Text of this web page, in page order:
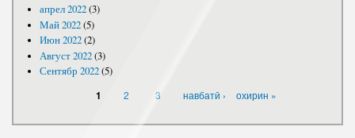
апрел 2022(3)
Май 2022(5)
Июн 2022(2)
Август 2022(3)
Сентябр 2022(5)
1 2 3 навбатӣ › охирин »